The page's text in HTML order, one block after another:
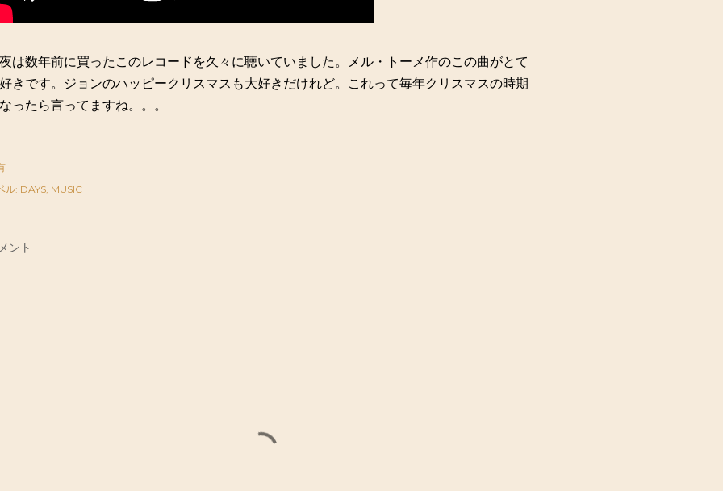
は数年前に買ったこのレコードを久々に聴いていました。メル・トーメ作のこの曲がとて
きです。ジョンのハッピークリスマスも大好きだけれど。これって毎年クリスマスの時期
ったら言ってますね。。。
ル: DAYS MUSIC
ント